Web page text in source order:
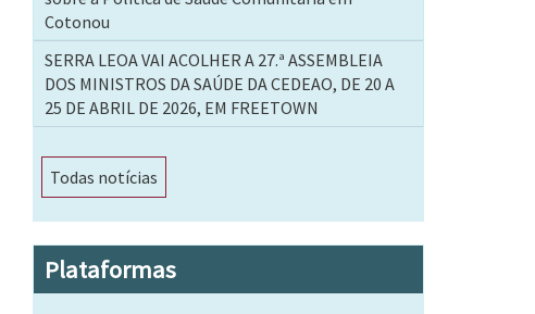
Cotonou
SERRA LEOA VAI ACOLHER A 27.ª ASSEMBLEIA
DOS MINISTROS DA SAÚDE DA CEDEAO, DE 20 A
25 DE ABRIL DE 2026, EM FREETOWN
Todas notícias
Plataformas